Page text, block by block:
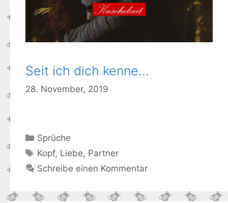
Seit ich dich kenne…
28. November, 2019
Kategorien
Sprüche
Schlagwörter
Kopf, Liebe, Partner
Schreibe einen Kommentar